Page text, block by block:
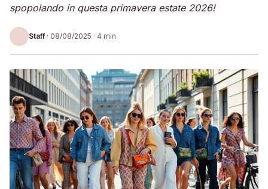
spopolando in questa primavera estate 2026!
Staff· 08/08/2025 · 4 min